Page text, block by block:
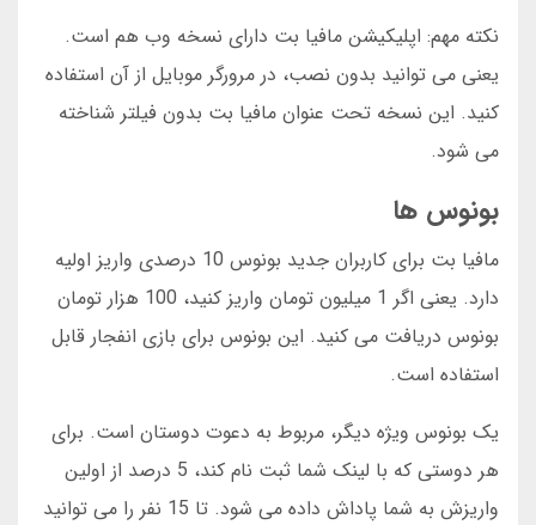
نکته مهم: اپلیکیشن مافیا بت دارای نسخه وب هم است.
یعنی می توانید بدون نصب، در مرورگر موبایل از آن استفاده
کنید. این نسخه تحت عنوان مافیا بت بدون فیلتر شناخته
می شود.
بونوس ها
مافیا بت برای کاربران جدید بونوس 10 درصدی واریز اولیه
دارد. یعنی اگر 1 میلیون تومان واریز کنید، 100 هزار تومان
بونوس دریافت می کنید. این بونوس برای بازی انفجار قابل
استفاده است.
یک بونوس ویژه دیگر، مربوط به دعوت دوستان است. برای
هر دوستی که با لینک شما ثبت نام کند، 5 درصد از اولین
واریزش به شما پاداش داده می شود. تا 15 نفر را می توانید